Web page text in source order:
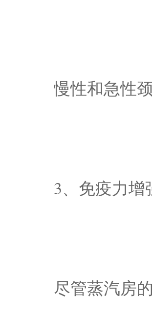
慢性和急性
3、免疫力增
尽管蒸汽房